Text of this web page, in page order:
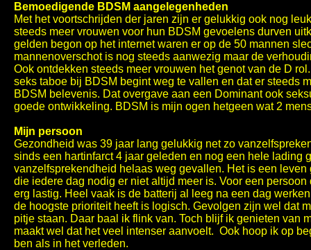
Bemoedigende BDSM aangelegenheden
Met het voortschrijden der jaren zijn er gelukkig ook nog
steeds meer vrouwen voor hun BDSM gevoelens durven
gelden begon op het internet waren er op de 50 mannen
mannenoverschot is nog steeds aanwezig maar de
Ook ontdekken steeds meer vrouwen het genot van de D
seks taboe bij BDSM begint weg te vallen en dat er steeds
BDSM belevenis. Dat overgave aan een Dominant ook
goede ontwikkeling. BDSM is mijn ogen hetgeen wat 2
Mijn persoon
Gezondheid was 39 jaar lang gelukkig net zo
sinds een hartinfarct 4 jaar geleden en nog een hele lading
vanzelfsprekendheid helaas weg gevallen. Het is een
die iedere dag nodig er niet altijd meer is. Voor een
erg lastig. Heel vaak is de batterij al leeg na een dag
de hoogste prioriteit heeft is logisch. Gevolgen zijn wel dat
pitje staan. Daar baal ik flink van. Toch blijf ik genieten van
maakt wel dat het veel intenser aanvoelt. Ook hoop ik op
ben als in het verleden.